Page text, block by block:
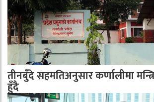
तीनबुँदे सहमतिअनुसार कर्णालीमा
हुँदै